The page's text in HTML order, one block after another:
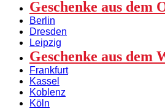
Geschenke aus dem
Berlin
Dresden
Leipzig
Geschenke aus dem
Frankfurt
Kassel
Koblenz
Köln